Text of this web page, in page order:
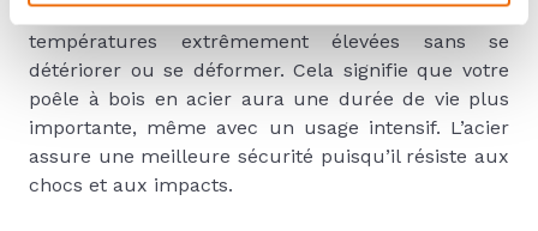
d’autres matériaux, l’acier supporte des
températures extrêmement élevées sans se
détériorer ou se déformer. Cela signifie que votre
poêle à bois en acier aura une durée de vie plus
importante, même avec un usage intensif. L’acier
assure une meilleure sécurité puisqu’il résiste aux
chocs et aux impacts.